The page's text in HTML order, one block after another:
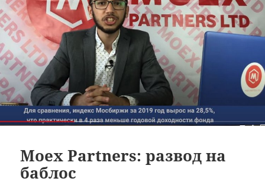
Moex Partners: развод на
баблос